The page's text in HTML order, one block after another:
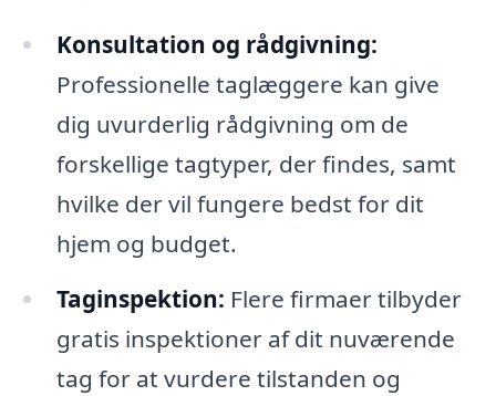
Konsultation og rådgivning:
Professionelle taglæggere kan give
dig uvurderlig rådgivning om de
forskellige tagtyper, der findes, samt
hvilke der vil fungere bedst for dit
hjem og budget.
Taginspektion: Flere firmaer tilbyder
gratis inspektioner af dit nuværende
tag for at vurdere tilstanden og